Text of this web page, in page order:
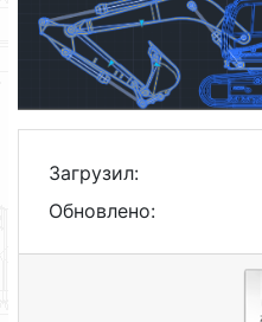
Загрузил:
Обновлено: